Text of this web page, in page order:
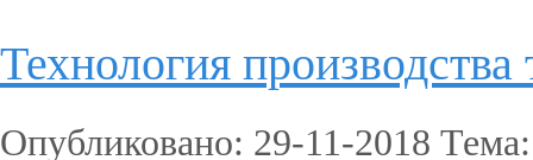
Технология
Опубликовано: 29-11-2018